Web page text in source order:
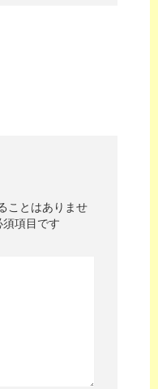
ことはありませ
項目です